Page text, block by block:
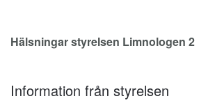
Hälsningar styrelsen Limnologen 2
Information från styrelsen